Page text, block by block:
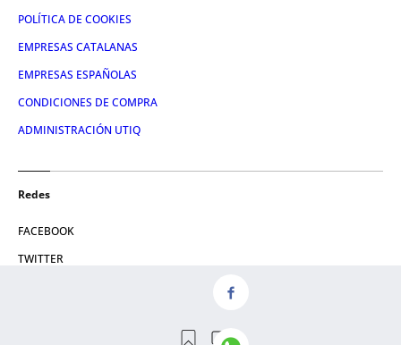
POLÍTICA DE COOKIES
EMPRESAS CATALANAS
EMPRESAS ESPAÑOLAS
CONDICIONES DE COMPRA
ADMINISTRACIÓN UTIQ
Redes
FACEBOOK
TWITTER